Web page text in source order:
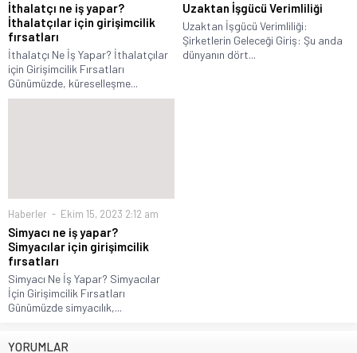
İthalatçı ne iş yapar?
İthalatçılar için girişimcilik
fırsatları
İthalatçı Ne İş Yapar? İthalatçılar
için Girişimcilik Fırsatları
Günümüzde, küreselleşme...
Uzaktan İşgücü Verimliliği
Uzaktan İşgücü Verimliliği:
Şirketlerin Geleceği Giriş: Şu anda
dünyanın dört...
Haberler Ekim 15, 2023 2:12 am
Simyacı ne iş yapar?
Simyacılar için girişimcilik
fırsatları
Simyacı Ne İş Yapar? Simyacılar
İçin Girişimcilik Fırsatları
Günümüzde simyacılık,...
YORUMLAR